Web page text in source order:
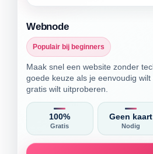
Webnode
Populair bij beginners
Maak snel een website zonder
goede keuze als je eenvoudig
gratis wilt uitproberen.
100%
Gratis
Geen kaart
Nodig